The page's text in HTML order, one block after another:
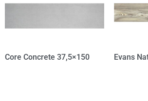
Core Concrete 37,5×150 Evans